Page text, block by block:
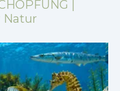
|
Natur